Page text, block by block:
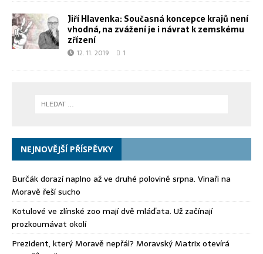
Jiří Hlavenka: Současná koncepce krajů není
vhodná, na zvážení je i návrat k zemskému
zřízení
12. 11. 2019 1
NEJNOVĚJŠÍ PŘÍSPĚVKY
Burčák dorazí naplno až ve druhé polovině srpna. Vinaři na
Moravě řeší sucho
Kotulové ve zlínské zoo mají dvě mláďata. Už začínají
prozkoumávat okolí
Prezident, který Moravě nepřál? Moravský Matrix otevírá